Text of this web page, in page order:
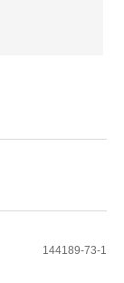
144189-73-1